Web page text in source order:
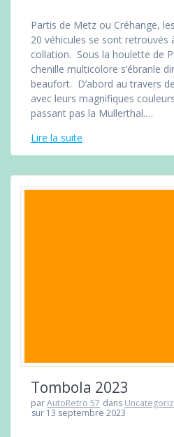
Partis de Metz ou Créhange,
20 véhicules se sont retrouvés
collation. Sous la houlette de
chenille multicolore s’ébranle
beaufort. D’abord au travers
avec leurs magnifiques
passant pas la Mullerthal.…
Lire la suite
Tombola 2023
parAutoRetro 57 dans
sur 13 septembre 2023